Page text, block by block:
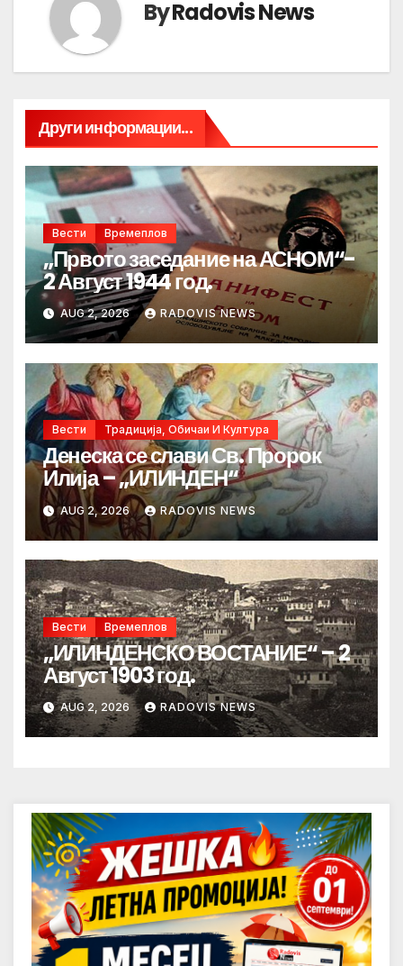
ByRadovis News
Други информации...
Вести Времеплов
„Првото заседание на АСНОМ“-
2 Август 1944 год.
AUG 2, 2026 RADOVIS NEWS
Вести Традиција, Обичаи И Култура
Денеска се слави Св. Пророк
Илија – „ИЛИНДЕН“
AUG 2, 2026 RADOVIS NEWS
Вести Времеплов
„ИЛИНДЕНСКО ВОСТАНИЕ“ – 2
Август 1903 год.
AUG 2, 2026 RADOVIS NEWS